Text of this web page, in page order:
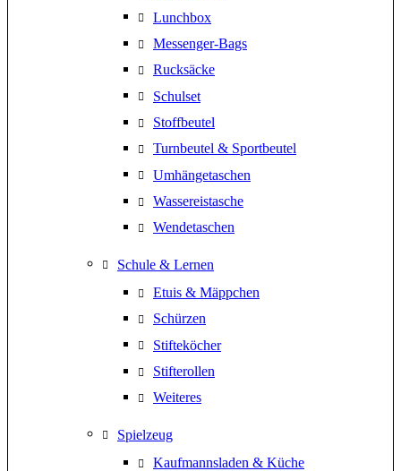
Lunchbox
Messenger-Bags
Rucksäcke
Schulset
Stoffbeutel
Turnbeutel & Sportbeutel
Umhängetaschen
Wassereistasche
Wendetaschen
Schule & Lernen
Etuis & Mäppchen
Schürzen
Stifteköcher
Stifterollen
Weiteres
Spielzeug
Kaufmannsladen & Küche